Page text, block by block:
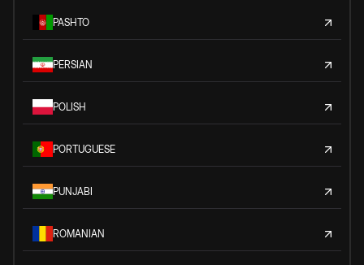
PASHTO
PERSIAN
POLISH
PORTUGUESE
PUNJABI
ROMANIAN